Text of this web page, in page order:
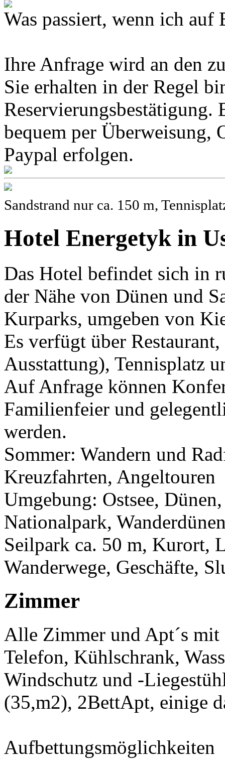
Was passiert, wenn ich
Ihre Anfrage wird an den
Sie erhalten in der Regel
Reservierungsbestätigung.
bequem per Überweisung,
Paypal erfolgen.
Sandstrand nur ca. 150 m,
Hotel Energetyk in
Das Hotel befindet sich in
der Nähe von Dünen und
Kurparks, umgeben von
Es verfügt über
Ausstattung), Tennisplatz
Auf Anfrage können
Familienfeier und
werden.
Sommer: Wandern und
Kreuzfahrten, Angeltouren
Umgebung: Ostsee,
Nationalpark,
Seilpark ca. 50 m, Kurort,
Wanderwege, Geschäfte,
Zimmer
Alle Zimmer und Apt´s
Telefon, Kühlschrank,
Windschutz und -
(35,m2), 2BettApt, einige
Aufbettungsmöglichkeiten